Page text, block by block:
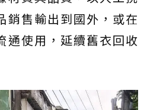
銷售輸出到國外，或在
通使用，延續舊衣回收